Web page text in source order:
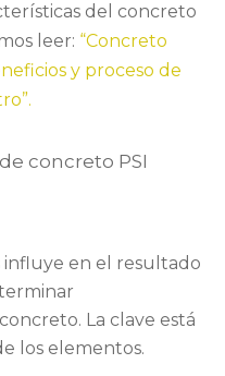
del concreto
leer: “Concreto
y proceso de
influye en el resultado
La clave está
los elementos.